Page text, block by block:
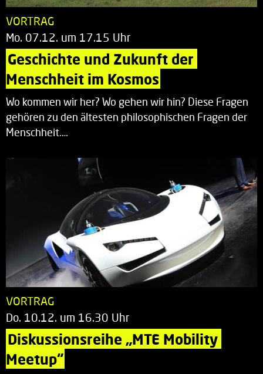
VORTRAG
Mo. 07.12. um 17.15 Uhr
Geschichte und Zukunft der
Menschheit im Kosmos
Wo kommen wir her? Wo gehen wir hin? Diese Fragen
gehören zu den ältesten philosophischen Fragen der
Menschheit.…
VORTRAG
Do. 10.12. um 16.30 Uhr
Diskussionsreihe „MTE Mobility
Meetup“